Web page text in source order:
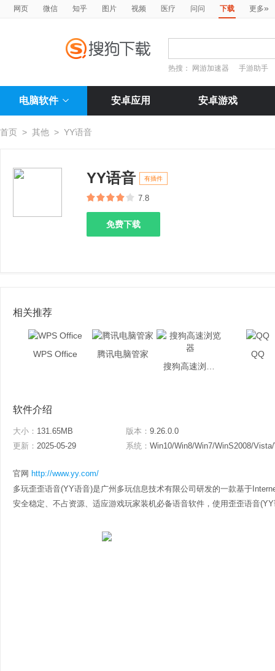
网页 微信 知乎 图片 视频 医疗 问问 下载 更多»
热搜： 网游加速器 手游助手
电脑软件 安卓应用 安卓游戏
首页 > 其他 > YY语音
YY语音 有插件
7.8
免费下载
相关推荐
WPS Office
腾讯电脑管家
QQ
软件介绍
大小： 131.65MB 版本： 9.26.0.0
更新： 2025-05-29 系统： Win10/Win8/Win7/WinS2008/
官网 http://www.yy.com/
多玩歪歪语音(YY语音)是广州多玩信息技术有限公司研发的一款基于
安全稳定、不占资源、适应游戏玩家装机必备语音软件，使用歪歪语音